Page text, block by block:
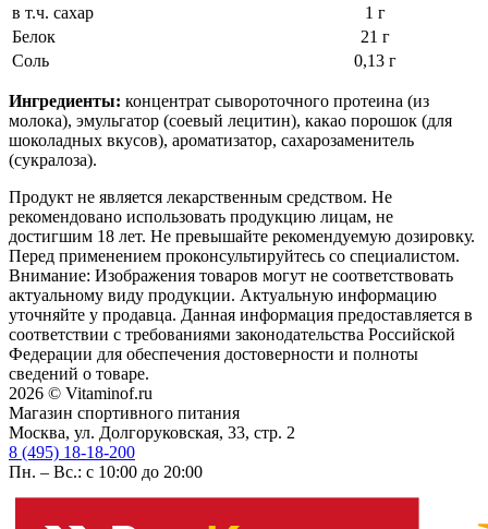
в т.ч. сахар
1 г
Белок
21 г
Соль
0,13 г
Ингредиенты: концентрат сывороточного протеина (из
молока), эмульгатор (соевый лецитин), какао порошок (для
шоколадных вкусов), ароматизатор, сахарозаменитель
(сукралоза).
Продукт не является лекарственным средством. Не
рекомендовано использовать продукцию лицам, не
достигшим 18 лет. Не превышайте рекомендуемую дозировку.
Перед применением проконсультируйтесь со специалистом.
Внимание: Изображения товаров могут не соответствовать
актуальному виду продукции. Актуальную информацию
уточняйте у продавца. Данная информация предоставляется в
соответствии с требованиями законодательства Российской
Федерации для обеспечения достоверности и полноты
сведений о товаре.
2026 © Vitaminof.ru
Магазин спортивного питания
Москва, ул. Долгоруковская, 33, стр. 2
8 (495) 18-18-200
Пн. – Вс.: с 10:00 до 20:00